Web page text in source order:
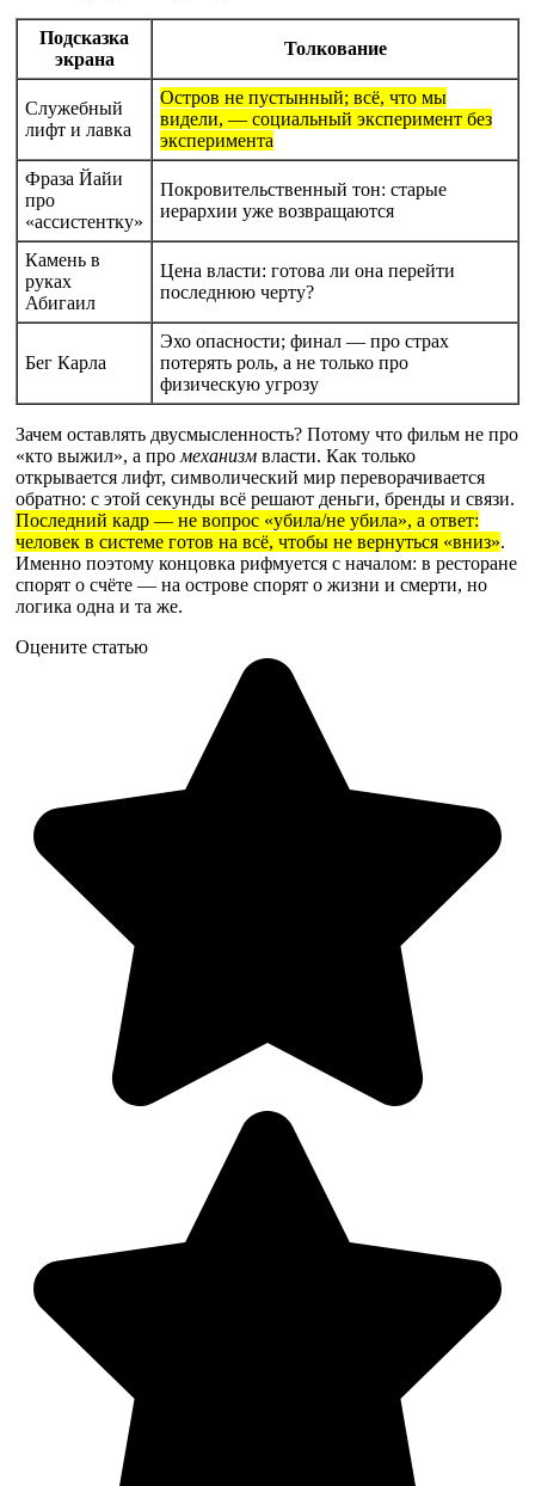
Подсказка
экрана
Толкование
Служебный
лифт и лавка
Остров не пустынный; всё, что мы
видели, — социальный эксперимент без
эксперимента
Фраза Йайи
про
«ассистентку»
Покровительственный тон: старые
иерархии уже возвращаются
Камень в
руках
Абигаил
Цена власти: готова ли она перейти
последнюю черту?
Бег Карла
Эхо опасности; финал — про страх
потерять роль, а не только про
физическую угрозу
Зачем оставлять двусмысленность? Потому что фильм не про
«кто выжил», а про механизм власти. Как только
открывается лифт, символический мир переворачивается
обратно: с этой секунды всё решают деньги, бренды и связи.
Последний кадр — не вопрос «убила/не убила», а ответ:
человек в системе готов на всё, чтобы не вернуться «вниз».
Именно поэтому концовка рифмуется с началом: в ресторане
спорят о счёте — на острове спорят о жизни и смерти, но
логика одна и та же.
Оцените статью